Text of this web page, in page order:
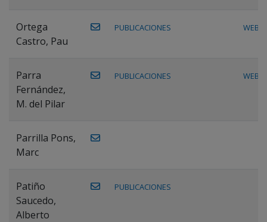
Ortega
Castro, Pau
PUBLICACIONES WEB
Parra
Fernández,
M. del Pilar
PUBLICACIONES WEB
Parrilla Pons,
Marc
Patiño
Saucedo,
Alberto
PUBLICACIONES